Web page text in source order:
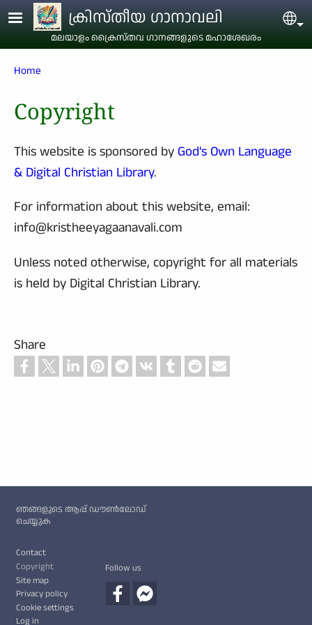
Skip to main contentക്രിസ്തീയ ഗാനാവലി
മലയാളം ക്രൈസ്തവ ഗാനങ്ങളുടെ മഹാശേഖരം
Breadcrumb
Home
Copyright
This website is sponsored by God's Own Language
& Digital Christian Library.
For information about this website, email:
info@kristheeyagaanavali.com
Unless noted otherwise, copyright for all materials
is held by Digital Christian Library.
Share
ഞങ്ങളുടെ ആപ്പ് ഡൗൺലോഡ്
ചെയ്യുക
Footer
Contact
Copyright
Site map
Privacy policy
Cookie settings
Log in
Follow us